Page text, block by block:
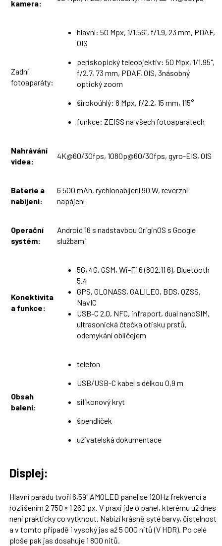
kamera:
Zadní
fotoaparáty:
hlavní: 50 Mpx, 1/1.56", f/1.9, 23 mm, PDAF,
OIS
periskopický teleobjektiv: 50 Mpx, 1/1.95",
f/2.7, 73 mm, PDAF, OIS, 3násobný
optický zoom
širokoúhlý: 8 Mpx, f/2.2, 15 mm, 115°
funkce: ZEISS na všech fotoaparátech
Nahrávání
videa:
4K@60/30fps, 1080p@60/30fps, gyro-EIS, OIS
Baterie a
nabíjení:
6 500 mAh, rychlonabíjení 90 W, reverzní
napájení
Operační
systém:
Android 16 s nadstavbou OriginOS s Google
službami
Konektivita
a funkce:
5G, 4G, GSM, Wi-Fi 6 (802.11 6), Bluetooth
5.4
GPS, GLONASS, GALILEO, BDS, QZSS,
NavIC
USB-C 2.0, NFC, infraport, dual nanoSIM,
ultrasonická čtečka otisku prstů,
odemykání obličejem
Obsah
balení:
telefon
USB/USB-C kabel s délkou 0,9 m
silikonový kryt
špendlíček
uživatelská dokumentace
Displej:
Hlavní parádu tvoří 6,59" AMOLED panel se 120Hz frekvencí a
rozlišením 2 750 × 1 260 px. V praxi jde o panel, kterému už dnes
není prakticky co vytknout. Nabízí krásně syté barvy, čistelnost
a v tomto případě i vysoký jas až 5 000 nitů (V HDR). Po celé
ploše pak jas dosahuje 1 800 nitů.